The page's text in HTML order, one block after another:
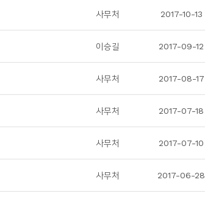
사무처 2017-10-13
이승길 2017-09-12
사무처 2017-08-17
사무처 2017-07-18
사무처 2017-07-10
사무처 2017-06-28